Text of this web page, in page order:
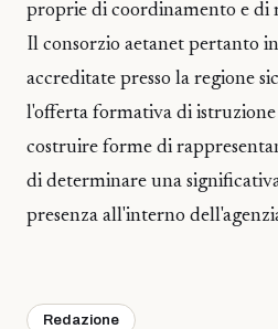
proprie di coordinamento e di
Il consorzio aetanet pertanto
accreditate presso la regione
l'offerta formativa di istruzione
costruire forme di
di determinare una
presenza all'interno
Redazione